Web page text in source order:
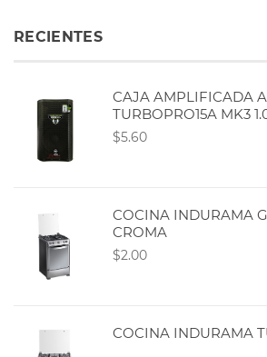
RECIENTES
CAJA AMPLIFICADA
TURBOPRO15A MK3
$5.60
COCINA INDURAMA
CROMA
$2.00
COCINA INDURAMA